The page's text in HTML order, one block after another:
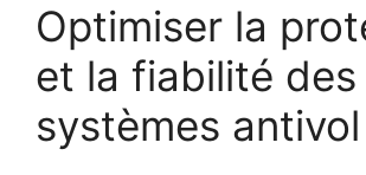
Optimiser la
et la fiabilité des
systèmes antivol